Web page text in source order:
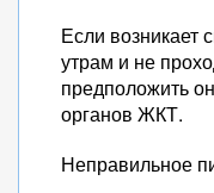
Если возникает
утрам и не
предположить
органов ЖКТ.
Неправильное